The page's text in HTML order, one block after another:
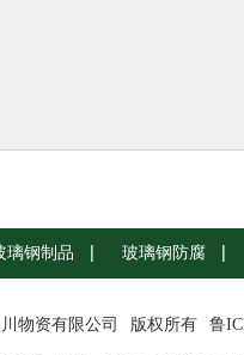
璃钢制品 玻璃钢防腐
物资有限公司 版权所有 鲁